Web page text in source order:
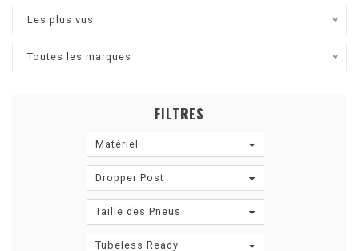
Les plus vus
Toutes les marques
FILTRES
Matériel
Dropper Post
Taille des Pneus
Tubeless Ready